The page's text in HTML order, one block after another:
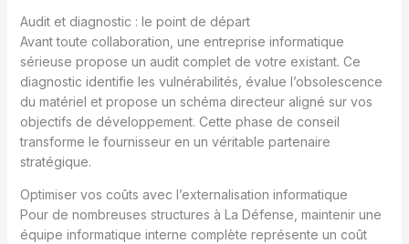
Audit et diagnostic : le point de départ
Avant toute collaboration, une entreprise informatique
sérieuse propose un audit complet de votre existant. Ce
diagnostic identifie les vulnérabilités, évalue l’obsolescence
du matériel et propose un schéma directeur aligné sur vos
objectifs de développement. Cette phase de conseil
transforme le fournisseur en un véritable partenaire
stratégique.
Optimiser vos coûts avec l’externalisation informatique
Pour de nombreuses structures à La Défense, maintenir une
équipe informatique interne complète représente un coût